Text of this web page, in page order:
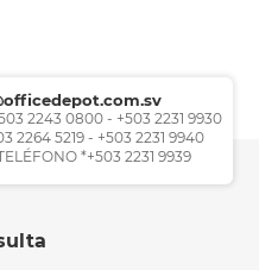
2243 0800 - +503 2231 9930
2264 5219 - +503 2231 9940
*+503 2231 9939